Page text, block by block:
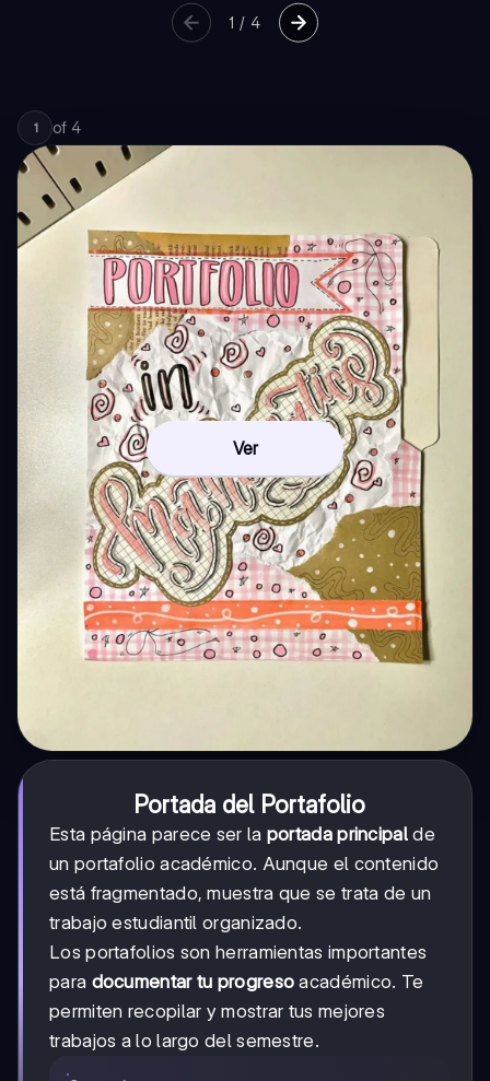
1 /4
1 of 4
Ver
Portada del Portafolio
Esta página parece ser la portada principalde
un portafolio académico. Aunque el contenido
está fragmentado, muestra que se trata de un
trabajo estudiantil organizado.
Los portafolios son herramientas importantes
para documentar tu progreso académico. Te
permiten recopilar y mostrar tus mejores
trabajos a lo largo del semestre.